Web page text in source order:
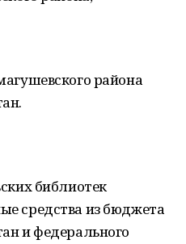
района
библиотек
средства из бюджета
и федерального